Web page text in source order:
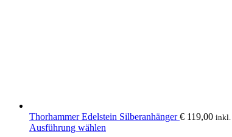
Thorhammer Edelstein Silberanhänger€ 119,00 inkl.
Ausführung wählen